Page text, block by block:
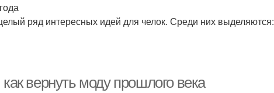
ряд интересных идей для челок. Среди них выделяются:
вернуть моду прошлого века